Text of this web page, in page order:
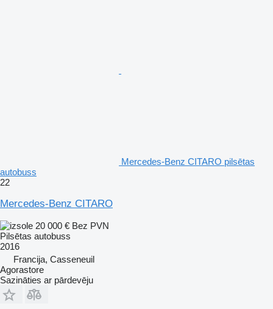
Mercedes-Benz CITARO pilsētas
autobuss
22
Mercedes-Benz CITARO
20 000 € Bez PVN
Pilsētas autobuss
2016
Francija, Casseneuil
Agorastore
Sazināties ar pārdevēju